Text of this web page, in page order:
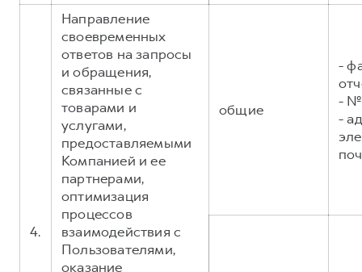
4.
Направление
своевременных
ответов на запросы
и обращения,
связанные с
товарами и
услугами,
предоставляемыми
Компанией и ее
партнерами,
оптимизация
процессов
взаимодействия с
Пользователями,
оказание
общие
-
- №
-